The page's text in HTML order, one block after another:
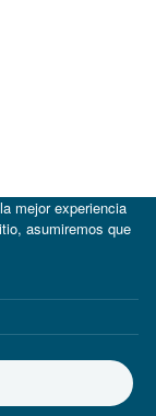
mejor experiencia
asumiremos que